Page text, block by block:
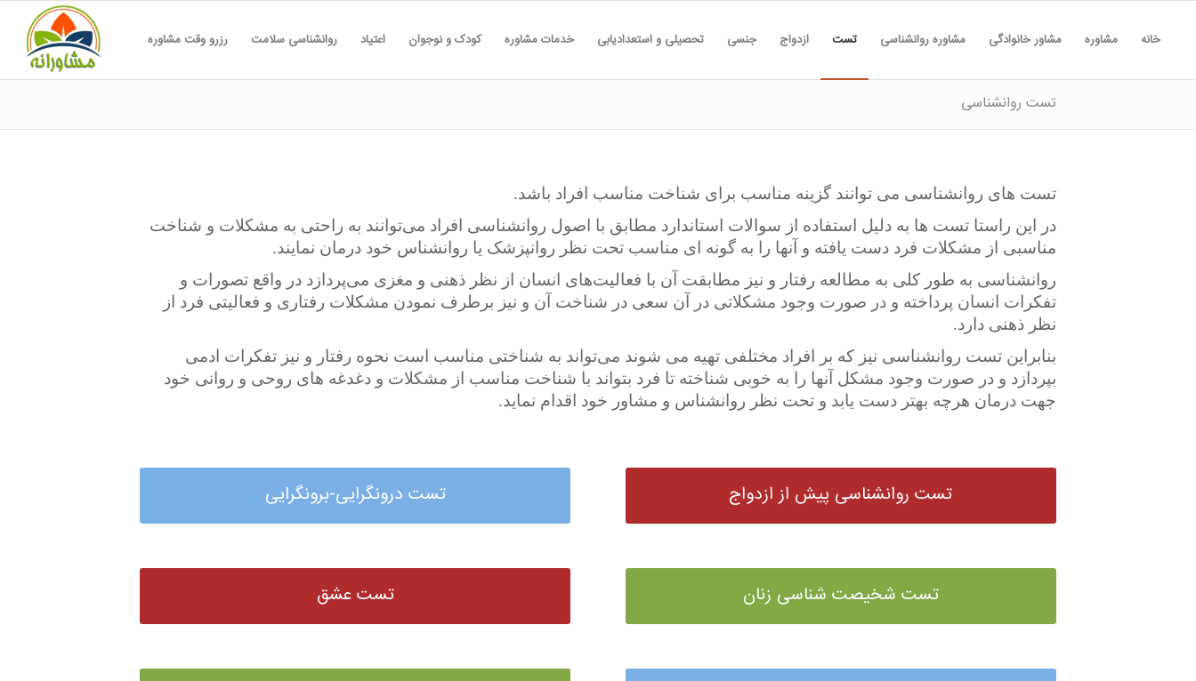
خانه مشاوره مشاور خانوادگی مشاوره روانشناسی تست ازدواج جنسی تحصیلی و استعدادیابی خدمات مشاوره کودک و نوجوان اعتیاد روانشناسی سلامت رزرو وقت مشاوره
تست روانشناسی
تست های روانشناسی می توانند گزینه مناسب برای شناخت مناسب افراد باشد.
در این راستا تست ها به دلیل استفاده از سوالات استاندارد مطابق با اصول روانشناسی افراد می‌توانند به راحتی به مشکلات و شناخت
مناسبی از مشکلات فرد دست یافته و آنها را به گونه ای مناسب تحت نظر روانپزشک یا روانشناس خود درمان نمایند.
روانشناسی به طور کلی به مطالعه رفتار و نیز مطابقت آن با فعالیت‌های انسان از نظر ذهنی و مغزی می‌پردازد در واقع تصورات و
تفکرات انسان پرداخته و در صورت وجود مشکلاتی در آن سعی در شناخت آن و نیز برطرف نمودن مشکلات رفتاری و فعالیتی فرد از
نظر ذهنی دارد.
بنابراین تست روانشناسی نیز که بر افراد مختلفی تهیه می شوند می‌تواند به شناختی مناسب است نحوه رفتار و نیز تفکرات ادمی
بپردازد و در صورت وجود مشکل آنها را به خوبی شناخته تا فرد بتواند با شناخت مناسب از مشکلات و دغدغه های روحی و روانی خود
جهت درمان هرچه بهتر دست یابد و تحت نظر روانشناس و مشاور خود اقدام نماید.
تست روانشناسی پیش از ازدواج تست درونگرایی-برونگرایی
تست شخیصت شناسی زنان تست عشق